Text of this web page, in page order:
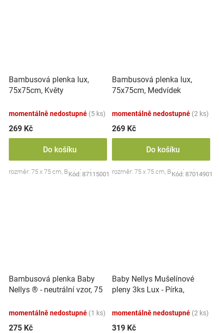
Bambusová plenka lux,
75x75cm, Květy
momentálně nedostupné (5 ks)
269 Kč
Do košíku
rozměr: 75 x 75 cm, Bocioland
Kód: 87115001
Bambusová plenka lux,
75x75cm, Medvídek
momentálně nedostupné (2 ks)
269 Kč
Do košíku
rozměr: 75 x 75 cm, Bocioland
Kód: 87014901
Bambusová plenka Baby
Nellys ® - neutrální vzor, 75
momentálně nedostupné (1 ks)
275 Kč
Baby Nellys Mušelínové
pleny 3ks Lux - Pírka,
šedá/bílá
momentálně nedostupné (2 ks)
319 Kč